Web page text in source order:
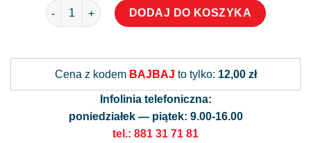
ilość Botaniczny plakat z ognistymi tulipanami
DODAJ DO KOSZYKA
Cena z kodem BAJBAJ to tylko: 12,00 zł
Infolinia telefoniczna:
poniedziałek — piątek: 9.00-16.00
tel.: 881 31 71 81